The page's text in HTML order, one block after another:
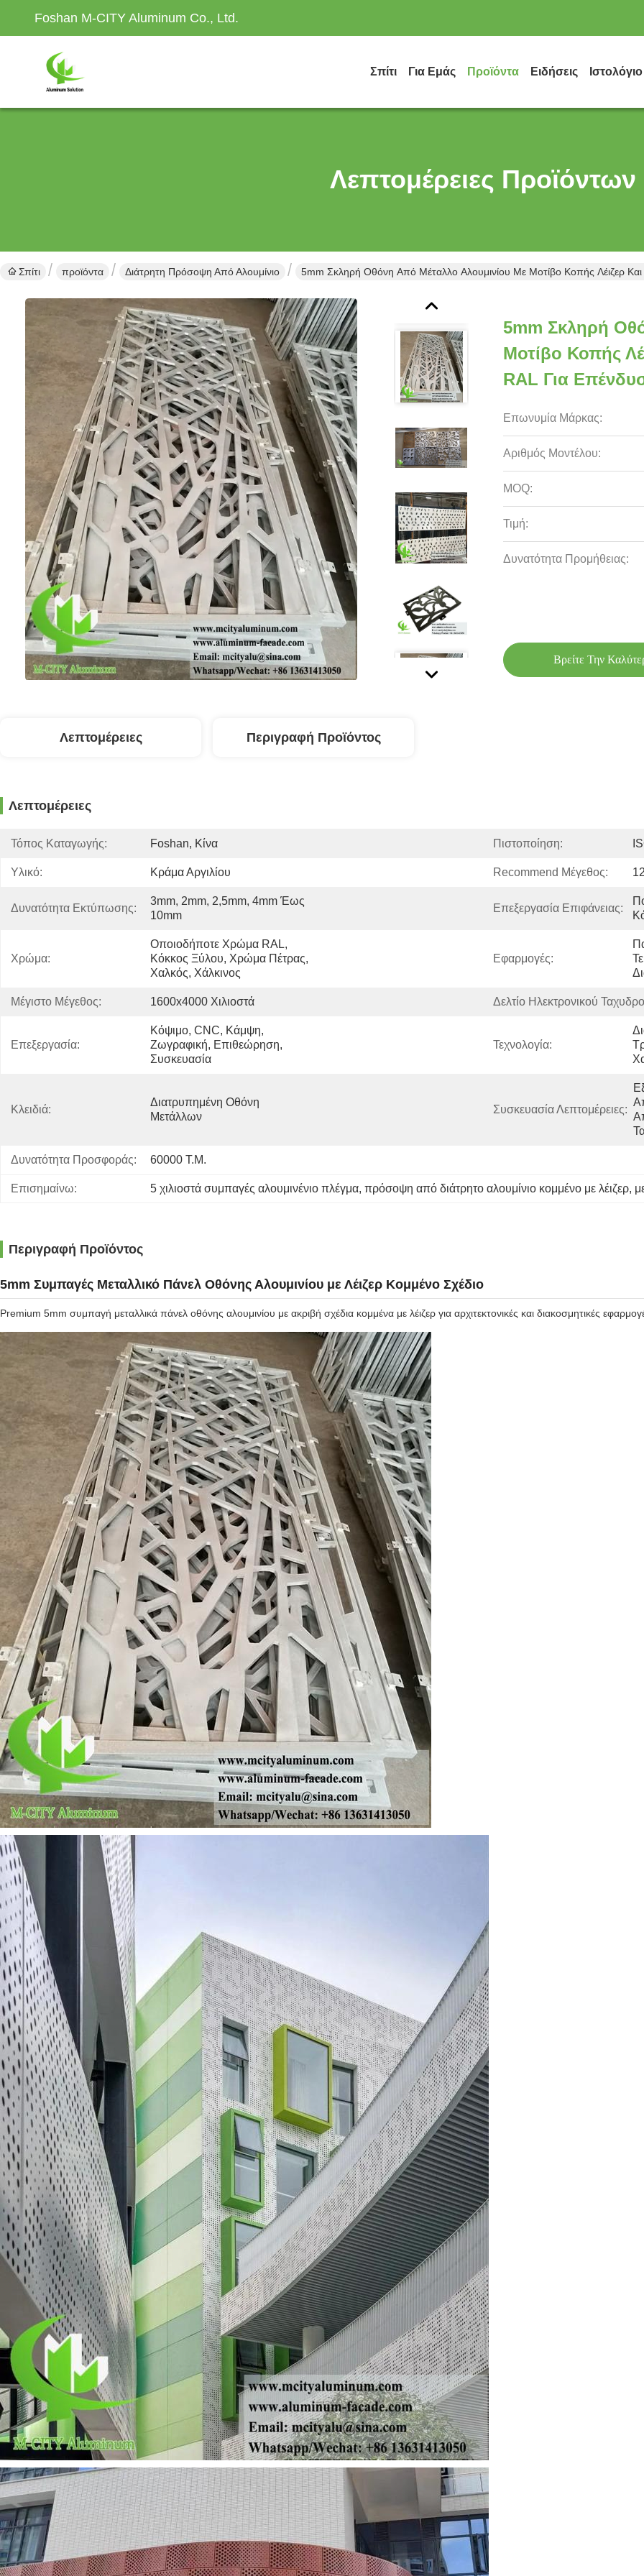
Foshan M-CITY Aluminum Co., Ltd.
Σπίτι Για Εμάς Προϊόντα Ειδήσεις Ιστολόγιο
Λεπτομέρειες Προϊόντων
Σπίτι προϊόντα Διάτρητη Πρόσοψη Από Αλουμίνιο 5mm Σκληρή Οθόνη Από Μέταλλο Αλουμινίου Με Μοτίβο Κοπής Λέιζερ
5mm Σκληρή
Μοτίβο Κοπής
RAL Για
Επωνυμία Μάρκας:
Αριθμός Μοντέλου:
MOQ:
Τιμή:
Δυνατότητα Προμήθειας:
Βρείτε Την
Λεπτομέρειες Περιγραφή Προϊόντος
Λεπτομέρειες
Τόπος Καταγωγής: Foshan, Κίνα Πιστοποίηση:
Υλικό: Κράμα Αργιλίου Recommend Μέγεθος:
Δυνατότητα Εκτύπωσης:
3mm, 2mm, 2,5mm, 4mm Έως
10mm
Επεξεργασία Επιφάνειας:
Χρώμα:
Οποιοδήποτε Χρώμα RAL,
Κόκκος Ξύλου, Χρώμα Πέτρας,
Χαλκός, Χάλκινος
Εφαρμογές:
Μέγιστο Μέγεθος: 1600x4000 Χιλιοστά Δελτίο Ηλεκτρονικού
Επεξεργασία:
Κόψιμο, CNC, Κάμψη,
Ζωγραφική, Επιθεώρηση,
Συσκευασία
Τεχνολογία:
Κλειδιά:
Διατρυπημένη Οθόνη
Μετάλλων
Συσκευασία Λεπτομέρειες:
Δυνατότητα Προσφοράς: 60000 Τ.μ.
Επισημαίνω: 5 χιλιοστά συμπαγές αλουμινένιο πλέγμα, πρόσοψη από διάτρητο αλουμίνιο κομμένο με λέιζερ,
Περιγραφή Προϊόντος
5mm Συμπαγές Μεταλλικό Πάνελ Οθόνης Αλουμινίου με Λέιζερ Κομμένο Σχέδιο
Premium 5mm συμπαγή μεταλλικά πάνελ οθόνης αλουμινίου με ακριβή σχέδια κομμένα με λέιζερ για αρχιτεκτονικές και διακοσμητικές